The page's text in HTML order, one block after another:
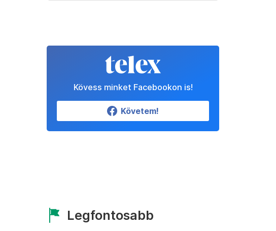
Kövess minket Facebookon is!
Követem!
Legfontosabb